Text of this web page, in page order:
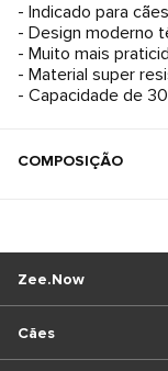
- Indicado para
- Design moderno
- Muito mais
- Material super
- Capacidade de
COMPOSIÇÃO
Cães
Zee.Now